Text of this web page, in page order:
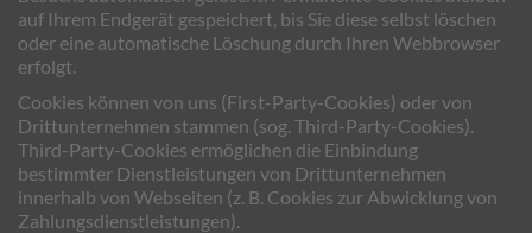
auf Ihrem Endgerät gespeichert, bis Sie diese selbst löschen
oder eine automatische Löschung durch Ihren Webbrowser
erfolgt.
Cookies können von uns (First-Party-Cookies) oder von
Drittunternehmen stammen (sog. Third-Party-Cookies).
Third-Party-Cookies ermöglichen die Einbindung
bestimmter Dienstleistungen von Drittunternehmen
innerhalb von Webseiten (z. B. Cookies zur Abwicklung von
Zahlungsdienstleistungen).